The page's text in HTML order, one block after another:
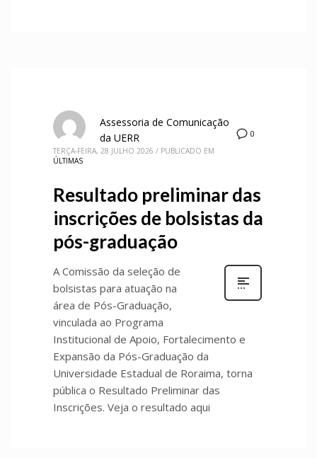
0
Assessoria de Comunicação
da UERR
TERÇA-FEIRA, 28 JULHO 2026 / PUBLICADO EM
ÚLTIMAS
Resultado preliminar das
inscrições de bolsistas da
pós-graduação
A Comissão da seleção de
bolsistas para atuação na
área de Pós-Graduação,
vinculada ao Programa
Institucional de Apoio, Fortalecimento e
Expansão da Pós-Graduação da
Universidade Estadual de Roraima, torna
pública o Resultado Preliminar das
Inscrições. Veja o resultado aqui